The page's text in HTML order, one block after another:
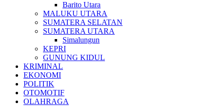
Barito Utara
MALUKU UTARA
SUMATERA SELATAN
SUMATERA UTARA
Simalungun
KEPRI
GUNUNG KIDUL
KRIMINAL
EKONOMI
POLITIK
OTOMOTIF
OLAHRAGA